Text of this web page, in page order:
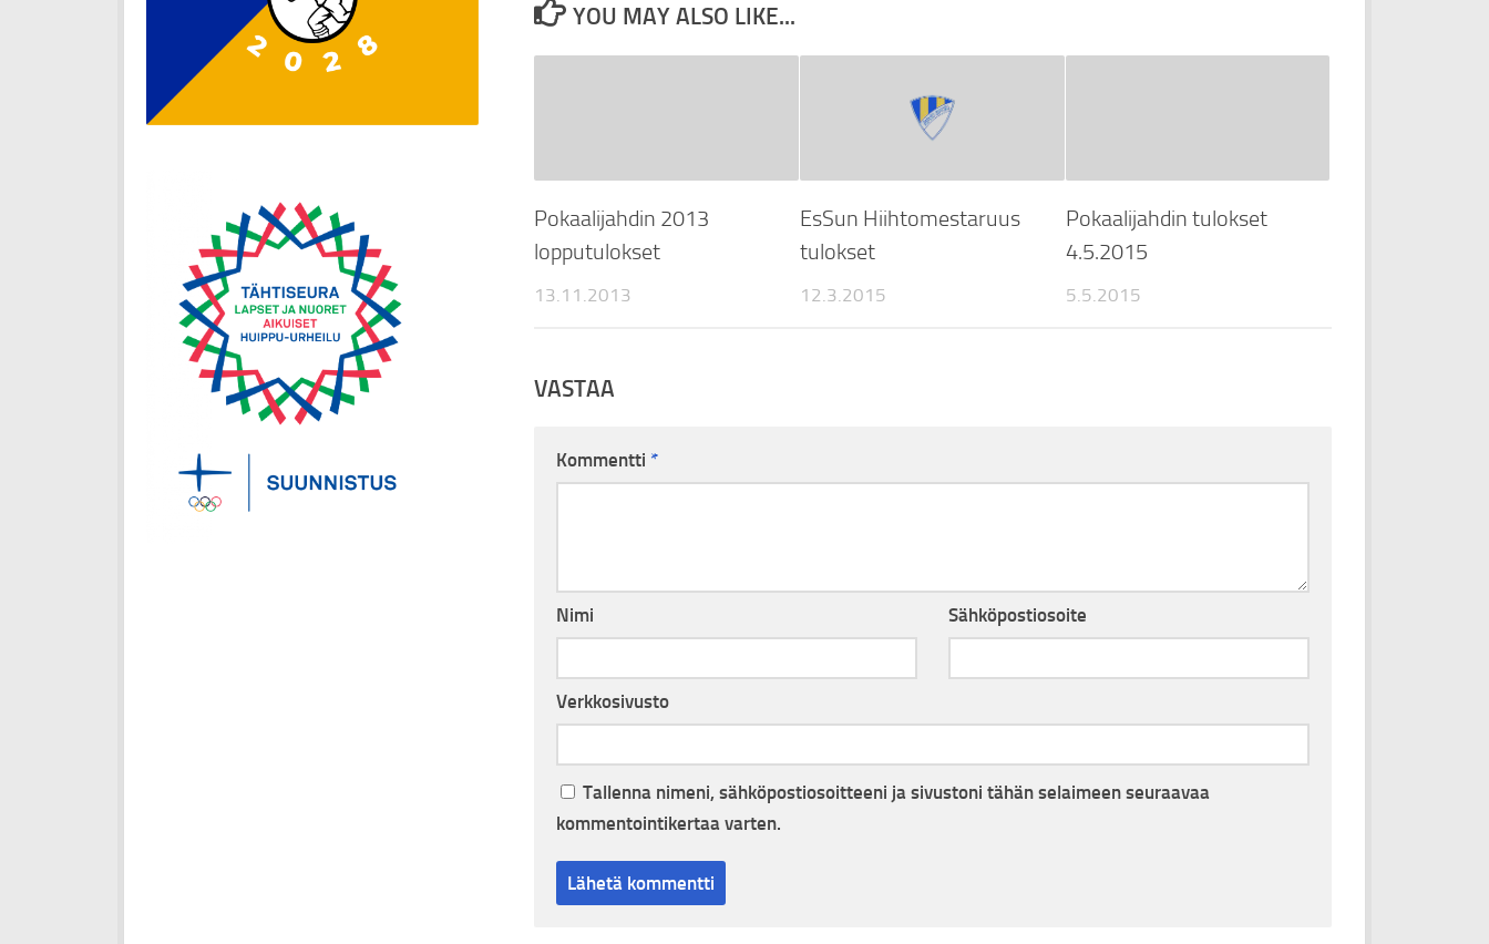
YOU MAY ALSO LIKE...
Pokaalijahdin 2013
lopputulokset
13.11.2013
EsSun Hiihtomestaruus
tulokset
12.3.2015
Pokaalijahdin tulokset
4.5.2015
5.5.2015
VASTAA
Kommentti *
Nimi Sähköpostiosoite
Verkkosivusto
Tallenna nimeni, sähköpostiosoitteeni ja sivustoni tähän selaimeen seuraavaa
kommentointikertaa varten.